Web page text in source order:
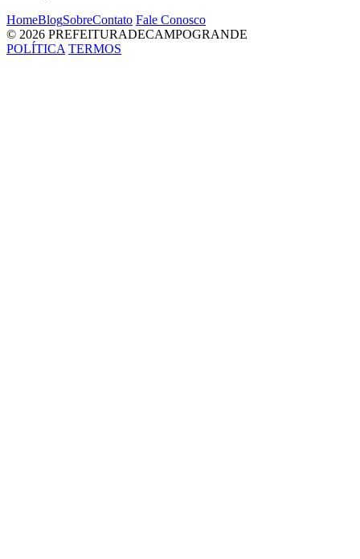
HomeBlogSobreContato Fale Conosco
© 2026 PREFEITURADECAMPOGRANDE
POLÍTICA TERMOS